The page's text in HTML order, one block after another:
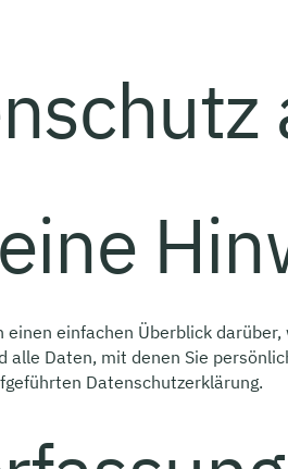
einen einfachen Überblick
alle Daten, mit denen Sie
Datenschutzerklärung.